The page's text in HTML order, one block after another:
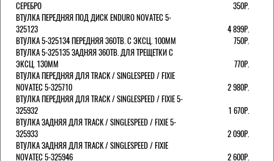
СЕРЕБРО
350Р.
ВТУЛКА ПЕРЕДНЯЯ ПОД ДИСК ENDURO NOVATEC 5-
325123
4 899Р.
ВТУЛКА 5-325134 ПЕРЕДНЯЯ 36ОТВ. С ЭКСЦ. 100ММ
750Р.
ВТУЛКА 5-325135 ЗАДНЯЯ 36ОТВ. ДЛЯ ТРЕЩЕТКИ С
ЭКСЦ. 130ММ
770Р.
ВТУЛКА ПЕРЕДНЯЯ ДЛЯ TRACK / SINGLESPEED / FIXIE
NOVATEC 5-325710
2 980Р.
ВТУЛКА ПЕРЕДНЯЯ ДЛЯ TRACK / SINGLESPEED / FIXIE 5-
325932
1 670Р.
ВТУЛКА ЗАДНЯЯ ДЛЯ TRACK / SINGLESPEED / FIXIE 5-
325933
2 090Р.
ВТУЛКА ЗАДНЯЯ ДЛЯ TRACK / SINGLESPEED / FIXIE
NOVATEC 5-325946
2 600Р.